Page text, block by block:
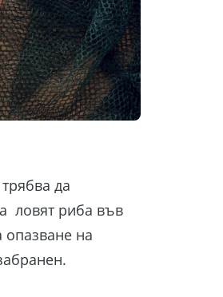
да
ловят риба във
опазване на